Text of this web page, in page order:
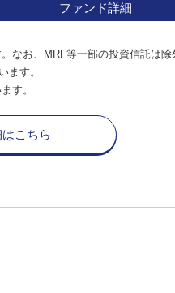
ファンド詳細
お、MRF等一部の投資信託は除
ます。
す。
こちら